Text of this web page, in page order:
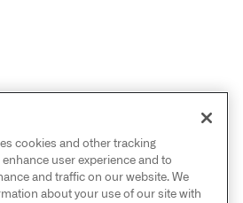
cookies and other tracking
user experience and to
and traffic on our website. We
about your use of our site with